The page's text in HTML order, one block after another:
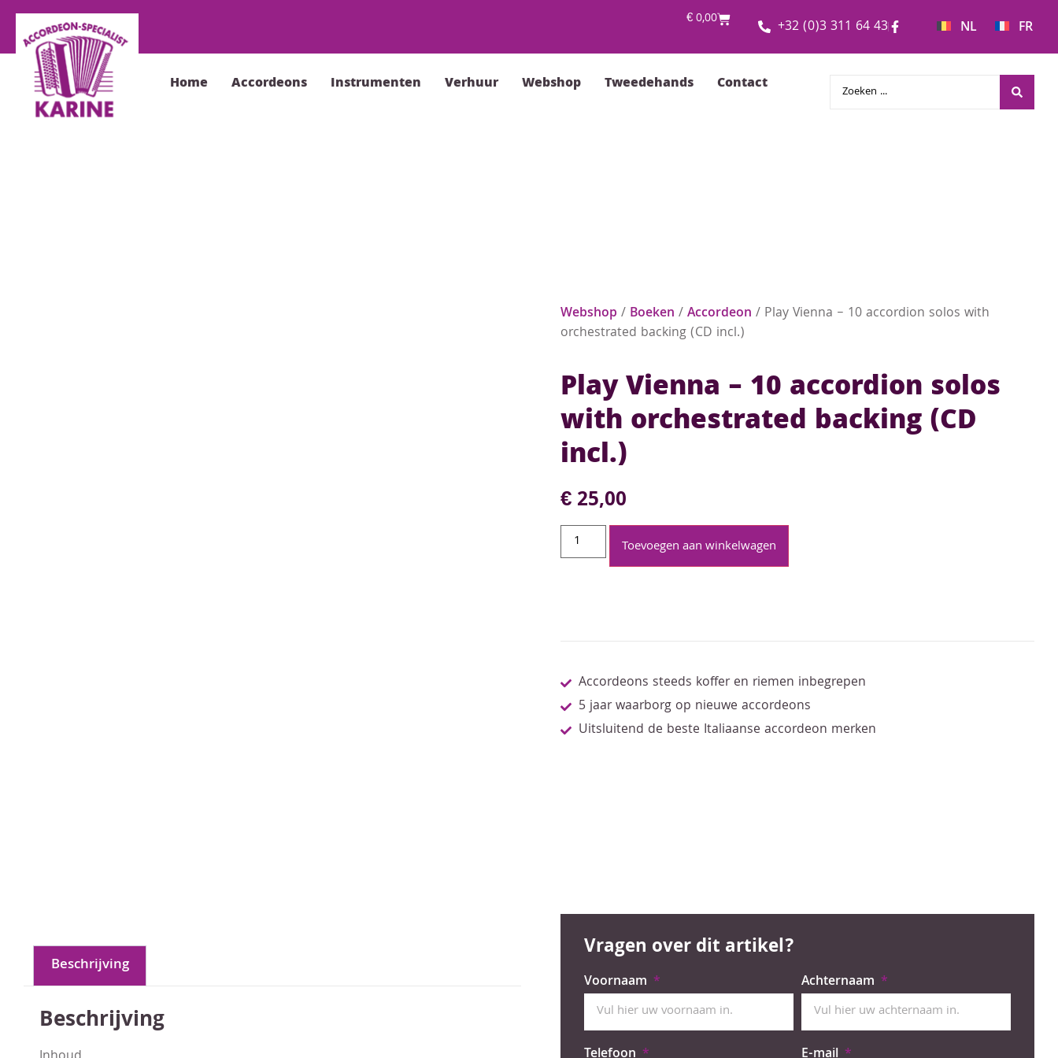
€0,00 +32 (0)3 311 64 43 NL FR
Home Accordeons Instrumenten Verhuur Webshop Tweedehands Contact
Webshop / Boeken /Accordeon / Play Vienna – 10 accordion solos with
orchestrated backing (CD incl.)
Play Vienna – 10 accordion solos
with orchestrated backing (CD
incl.)
€25,00
Toevoegen aan winkelwagen
Accordeons steeds koffer en riemen inbegrepen
5 jaar waarborg op nieuwe accordeons
Uitsluitend de beste Italiaanse accordeon merken
Beschrijving
Beschrijving
Vragen over dit artikel?
Voornaam Achternaam